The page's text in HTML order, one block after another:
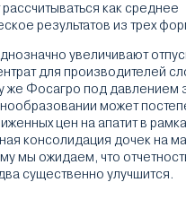
как среднее
результатов из трех
увеличивают
для производителей
же Фосагро под давлением
может
цен на апатит в
консолидация дочек на
мы ожидаем, что
существенно улучшится.